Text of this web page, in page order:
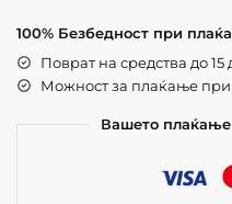
100% Безбедност при
Поврат на средства до 15
Можност за плаќање при
Вашето